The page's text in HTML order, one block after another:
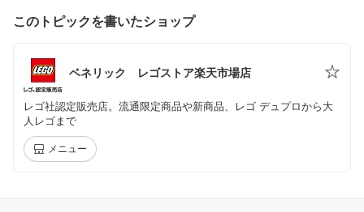
このトピックを書いたショップ
ベネリック レゴストア楽天市場店
レゴ社認定販売店。流通限定商品や新商品、レゴ デュプロから大
人レゴまで
メニュー